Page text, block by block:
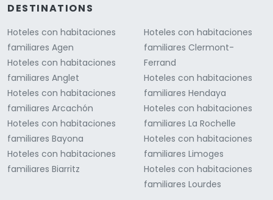
DESTINATIONS
Hoteles con habitaciones
familiares Agen
Hoteles con habitaciones
familiares Anglet
Hoteles con habitaciones
familiares Arcachón
Hoteles con habitaciones
familiares Bayona
Hoteles con habitaciones
familiares Biarritz
Hoteles con habitaciones
familiares Clermont-
Ferrand
Hoteles con habitaciones
familiares Hendaya
Hoteles con habitaciones
familiares La Rochelle
Hoteles con habitaciones
familiares Limoges
Hoteles con habitaciones
familiares Lourdes